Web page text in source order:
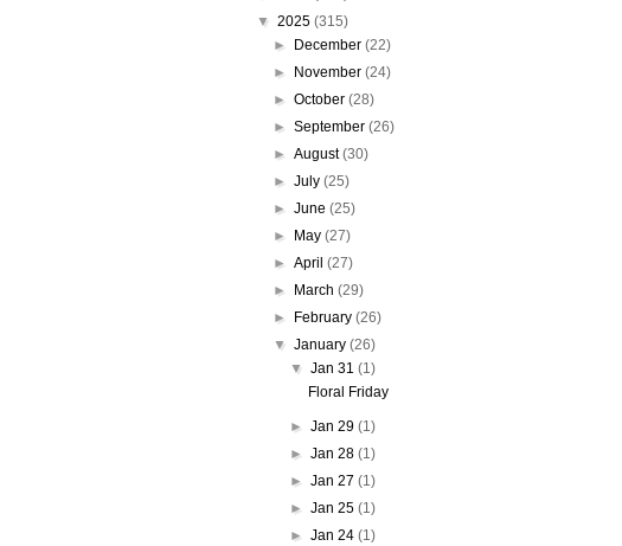
▼ 2025 (315)
►
December (22)
►
November (24)
► October (28)
► September (26)
► August(30)
► July (25)
► June (25)
►
May (27)
► April (27)
►
March (29)
►
February (26)
▼ January (26)
▼Jan 31(1)
Floral Friday
►Jan 29(1)
►Jan 28(1)
►Jan 27(1)
►Jan 25(1)
►Jan 24(1)